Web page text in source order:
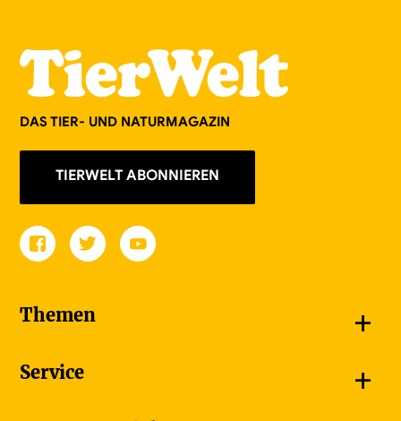
DAS TIER- UND NATURMAGAZIN
TIERWELT ABONNIEREN
Themen +
Goldener Schmetterling
Service +